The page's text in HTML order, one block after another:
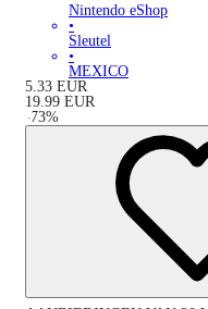
Nintendo eShop
•
Sleutel
•
MEXICO
5.33 EUR
19.99 EUR
-73%